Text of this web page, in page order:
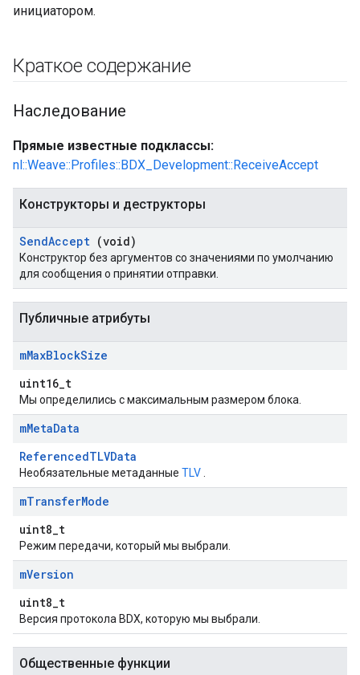
инициатором.
Краткое содержание
Наследование
Прямые известные подклассы:
nl::Weave::Profiles::BDX_Development::ReceiveAccept
Конструкторы и деструкторы
SendAccept (void)
Конструктор без аргументов со значениями по умолчанию
для сообщения о принятии отправки.
Публичные атрибуты
mMaxBlockSize
uint16_t
Мы определились с максимальным размером блока.
mMetaData
ReferencedTLVData
Необязательные метаданные TLV
mTransferMode
uint8_t
Режим передачи, который мы выбрали.
mVersion
uint8_t
Версия протокола BDX, которую мы выбрали.
Общественные функции